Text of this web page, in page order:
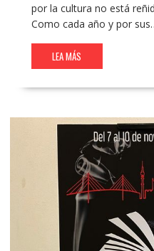
por la cultura no está
Como cada año y por
LEA MÁS